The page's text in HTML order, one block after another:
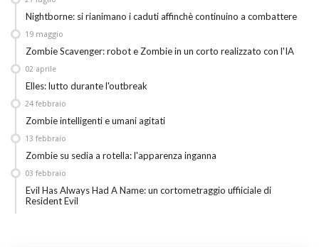
Nightborne: si rianimano i caduti affinchè continuino a combattere
Zombie Scavenger: robot e Zombie in un corto realizzato con l'IA
19 maggio
Elles: lutto durante l'outbreak
02 aprile
Zombie intelligenti e umani agitati
24 febbraio
Zombie su sedia a rotella: l'apparenza inganna
13 febbraio
Evil Has Always Had A Name: un cortometraggio uffiiciale di
Resident Evil
03 febbraio